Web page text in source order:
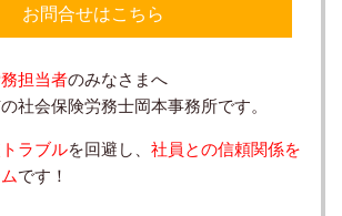
お問合せはこちら
担当者のみなさまへ
社会保険労務士岡本事務所です。
ラブルを回避し、 社員との信頼関係を
です！